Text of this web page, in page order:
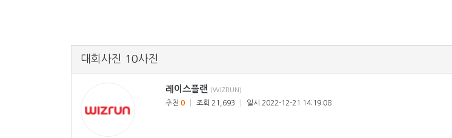
대회사진 10사진
레이스플랜 (WIZRUN)
추천0 조회 21,693 일시 2022-12-21 14:19:08